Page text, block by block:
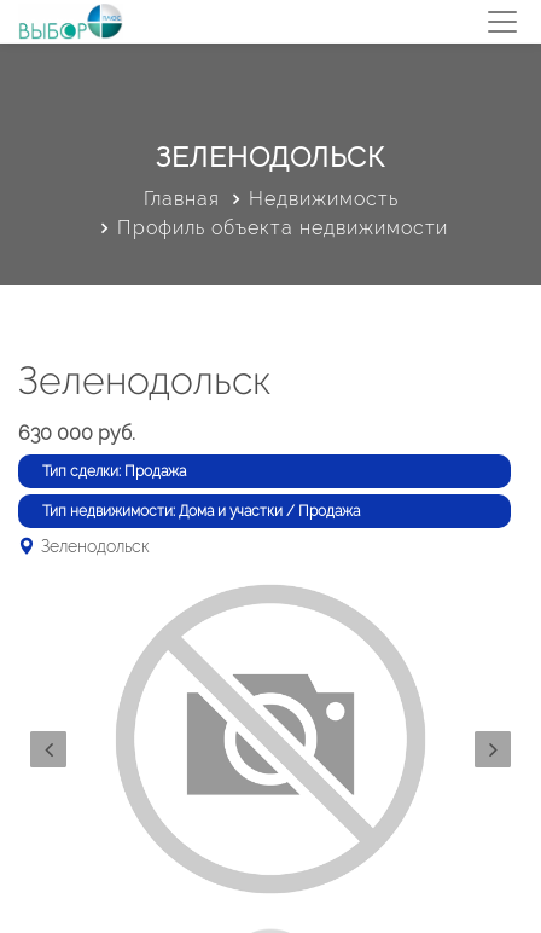
ЗЕЛЕНОДОЛЬСК
Главная
Недвижимость
Профиль объекта недвижимости
Зеленодольск
630 000 руб.
Тип сделки: Продажа
Тип недвижимости: Дома и участки / Продажа
Зеленодольск